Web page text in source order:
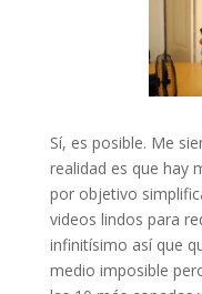
Sí, es posible. Me
realidad es que hay
por objetivo
videos lindos para
infinitísimo así que
medio imposible